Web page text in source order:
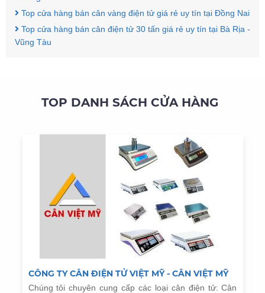
Top cửa hàng bán cân vàng điện tử giá rẻ uy tín tại Đồng Nai
Top cửa hàng bán cân điện tử 30 tấn giá rẻ uy tín tại Bà Rịa -
Vũng Tàu
TOP DANH SÁCH CỬA HÀNG
CÔNG TY CÂN ĐIỆN TỬ VIỆT MỸ - CÂN VIỆT MỸ
Chúng tôi chuyên cung cấp các loại cân điện tử: Cân